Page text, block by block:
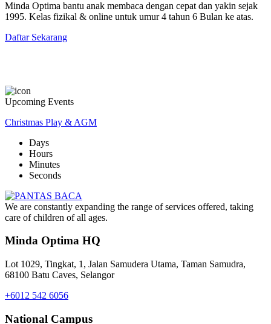
Minda Optima bantu anak membaca dengan cepat dan yakin sejak
1995. Kelas fizikal & online untuk umur 4 tahun 6 Bulan ke atas.
Daftar Sekarang
Upcoming Events
Christmas Play & AGM
Days
Hours
Minutes
Seconds
We are constantly expanding the range of services offered, taking
care of children of all ages.
Minda Optima HQ
Lot 1029, Tingkat, 1, Jalan Samudera Utama, Taman Samudra,
68100 Batu Caves, Selangor
+6012 542 6056
National Campus